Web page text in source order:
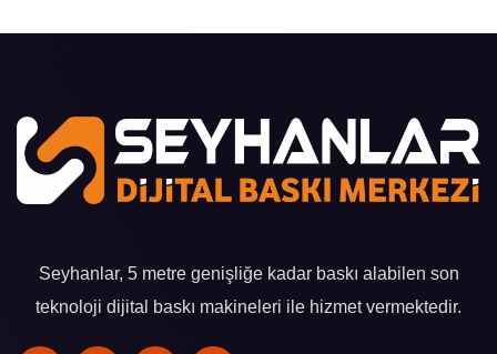
Seyhanlar, 5 metre genişliğe kadar baskı alabilen son
teknoloji dijital baskı makineleri ile hizmet vermektedir.